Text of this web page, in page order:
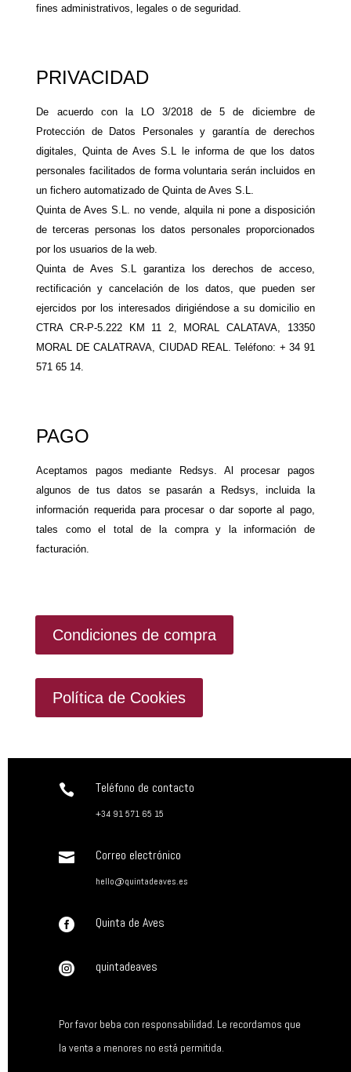
fines administrativos, legales o de seguridad.
PRIVACIDAD
De acuerdo con la LO 3/2018 de 5 de diciembre de
Protección de Datos Personales y garantía de derechos
digitales, Quinta de Aves S.L le informa de que los datos
personales facilitados de forma voluntaria serán incluidos en
un fichero automatizado de Quinta de Aves S.L.
Quinta de Aves S.L. no vende, alquila ni pone a disposición
de terceras personas los datos personales proporcionados
por los usuarios de la web.
Quinta de Aves S.L garantiza los derechos de acceso,
rectificación y cancelación de los datos, que pueden ser
ejercidos por los interesados dirigiéndose a su domicilio en
CTRA CR-P-5.222 KM 11 2, MORAL CALATAVA, 13350
MORAL DE CALATRAVA, CIUDAD REAL. Teléfono: + 34 91
571 65 14.
PAGO
Aceptamos pagos mediante Redsys. Al procesar pagos
algunos de tus datos se pasarán a Redsys, incluida la
información requerida para procesar o dar soporte al pago,
tales como el total de la compra y la información de
facturación.
Condiciones de compra
Política de Cookies
 Teléfono de contacto
+34 91 571 65 15
 Correo electrónico
hello@quintadeaves.es
 Quinta de Aves
 quintadeaves
Por favor beba con responsabilidad. Le recordamos que
la venta a menores no está permitida.